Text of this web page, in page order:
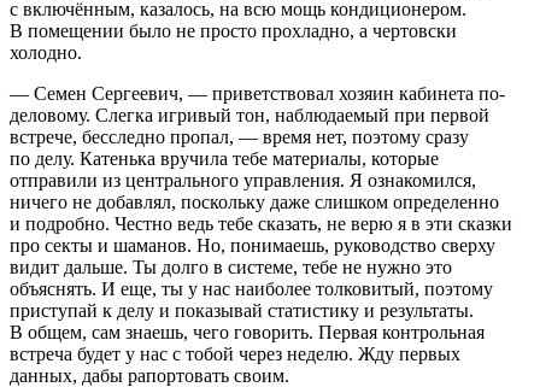
с включённым, казалось, на всю мощь кондиционером.
В помещении было не просто прохладно, а чертовски
холодно.
— Семен Сергеевич, — приветствовал хозяин кабинета по-
деловому. Слегка игривый тон, наблюдаемый при первой
встрече, бесследно пропал, — время нет, поэтому сразу
по делу. Катенька вручила тебе материалы, которые
отправили из центрального управления. Я ознакомился,
ничего не добавлял, поскольку даже слишком определенно
и подробно. Честно ведь тебе сказать, не верю я в эти сказки
про секты и шаманов. Но, понимаешь, руководство сверху
видит дальше. Ты долго в системе, тебе не нужно это
объяснять. И еще, ты у нас наиболее толковитый, поэтому
приступай к делу и показывай статистику и результаты.
В общем, сам знаешь, чего говорить. Первая контрольная
встреча будет у нас с тобой через неделю. Жду первых
данных, дабы рапортовать своим.